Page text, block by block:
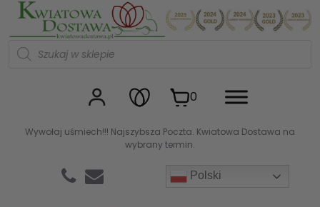
Wywołaj uśmiech!!! Najszybsza Poczta. Kwiatowa Dostawa na
wybrany termin.
Polski
Kwiaciarnia internetowa
W
0